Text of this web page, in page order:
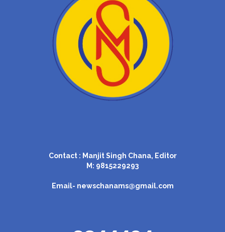
Contact : Manjit Singh Chana, Editor
M: 9815229293
Email- newschanams@gmail.com